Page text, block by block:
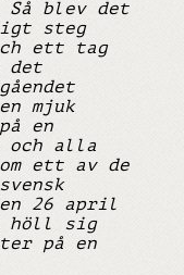
Så blev det
steg
ett tag
det
mjuk
en
och alla
ett av de
26 april
höll sig
på en